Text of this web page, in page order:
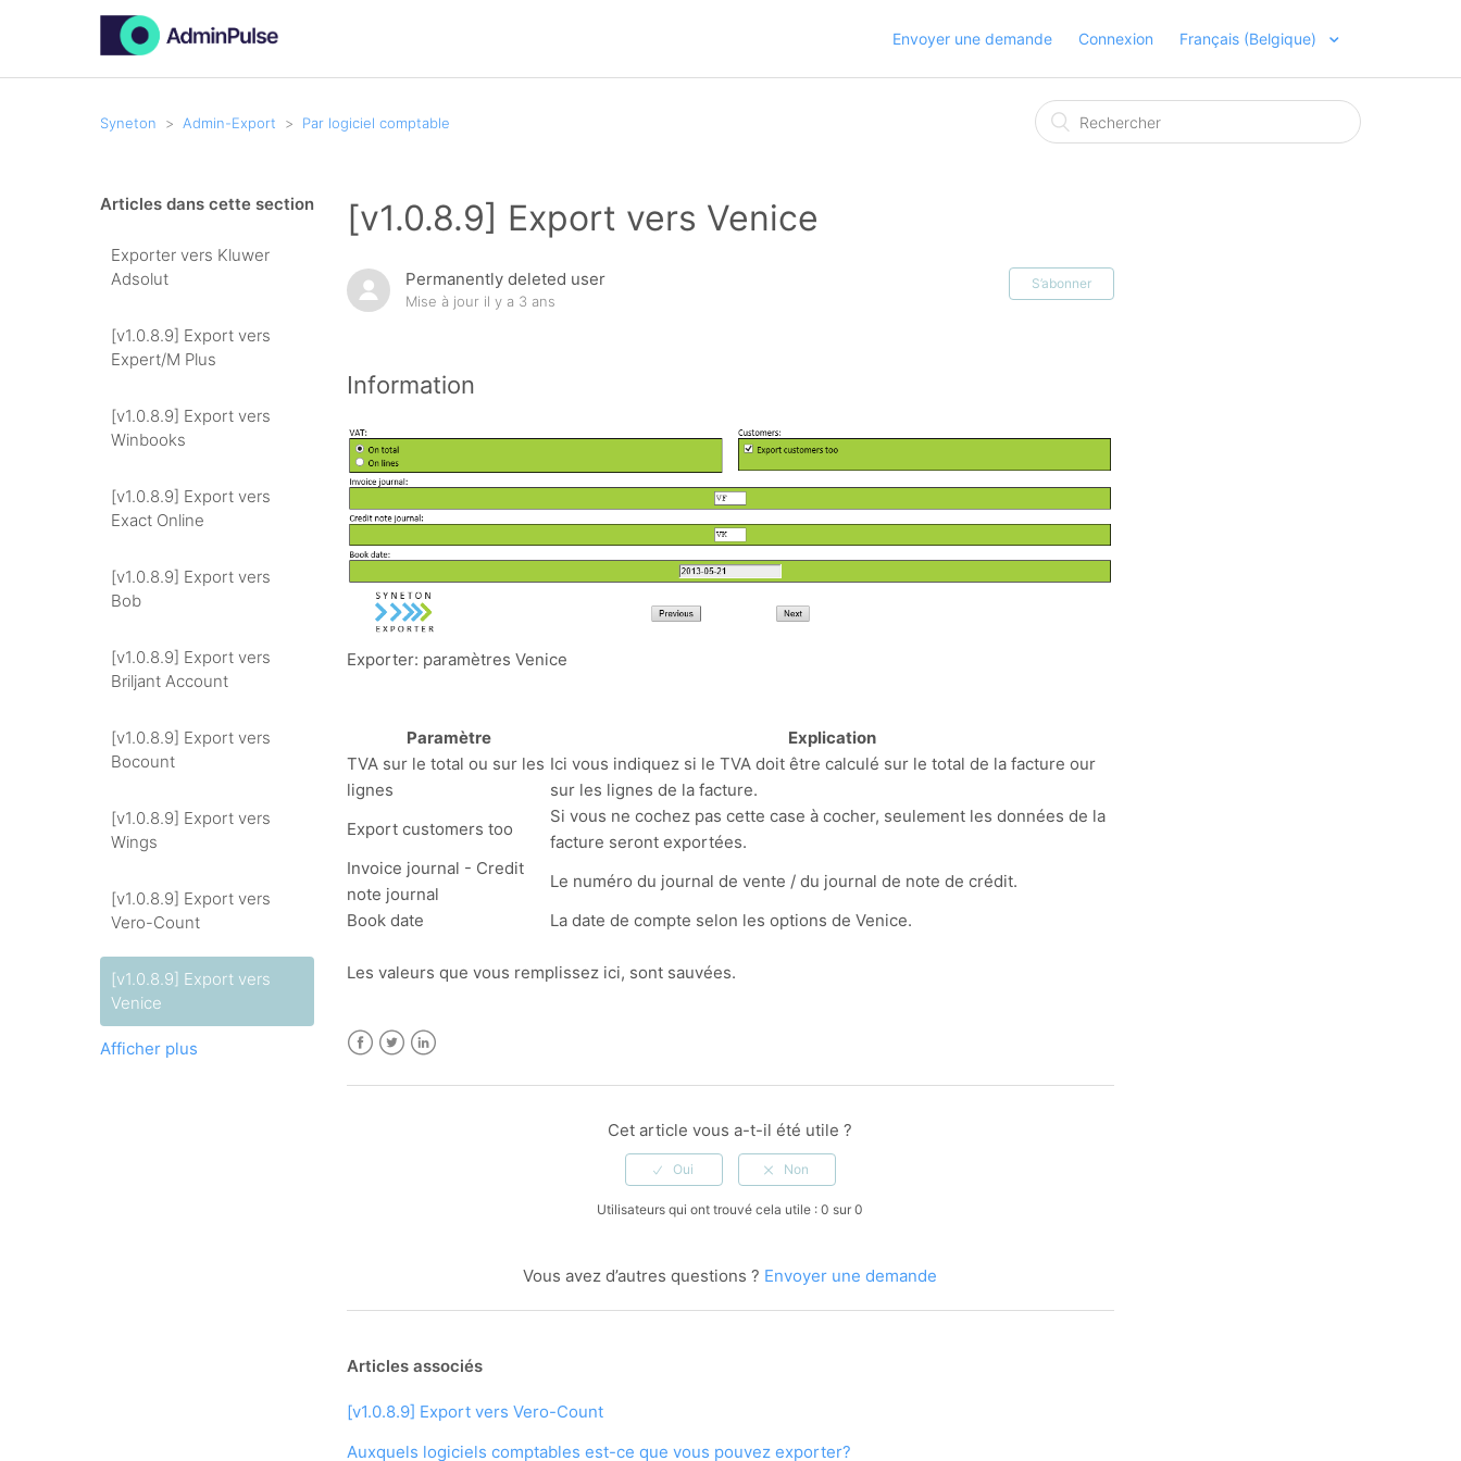
Envoyer une demande Connexion Français (Belgique)
Syneton Admin-Export Par logiciel comptable
Articles dans cette section
Exporter vers Kluwer
Adsolut
[v1.0.8.9] Export vers
Expert/M Plus
[v1.0.8.9] Export vers
Winbooks
[v1.0.8.9] Export vers
Exact Online
[v1.0.8.9] Export vers
Bob
[v1.0.8.9] Export vers
Briljant Account
[v1.0.8.9] Export vers
Bocount
[v1.0.8.9] Export vers
Wings
[v1.0.8.9] Export vers
Vero-Count
[v1.0.8.9] Export vers
Venice
Afficher plus
[v1.0.8.9] Export vers Venice
Permanently deleted user
Mise à jour il y a 3 ans
S’abonner
Information
Exporter: paramètres Venice
Paramètre
Explication
TVA sur le total ou sur les
lignes
Ici vous indiquez si le TVA doit être calculé sur le total de la facture our
sur les lignes de la facture.
Export customers too
Si vous ne cochez pas cette case à cocher, seulement les données de la
facture seront exportées.
Invoice journal - Credit
note journal
Le numéro du journal de vente / du journal de note de crédit.
Book date
La date de compte selon les options de Venice.
Les valeurs que vous remplissez ici, sont sauvées.
Cet article vous a-t-il été utile ?
Utilisateurs qui ont trouvé cela utile : 0 sur 0
Vous avez d’autres questions ? Envoyer une demande
Articles associés
[v1.0.8.9] Export vers Vero-Count
Auxquels logiciels comptables est-ce que vous pouvez exporter?